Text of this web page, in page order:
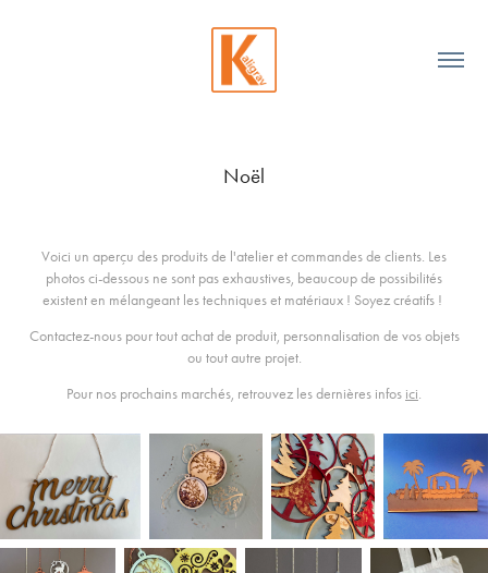
Noël
Voici un aperçu des produits de l'atelier et commandes de clients. Les
photos ci-dessous ne sont pas exhaustives, beaucoup de possibilités
existent en mélangeant les techniques et matériaux ! Soyez créatifs !
Contactez-nous pour tout achat de produit, personnalisation de vos objets
ou tout autre projet.
Pour nos prochains marchés, retrouvez les dernières infos ici.